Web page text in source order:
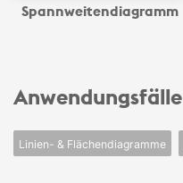
Spannweiten­diagramm
Anwendungsfälle
Linien- & Flächendiagramme